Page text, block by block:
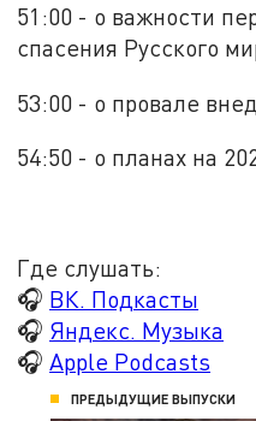
51:00 - о важности
спасения Русского
53:00 - о провале
54:50 - о планах на
Где слушать:
🎧 ВК. Подкасты
🎧 Яндекс. Музыка
🎧Apple Podcasts
ПРЕДЫДУЩИЕ ВЫПУСКИ